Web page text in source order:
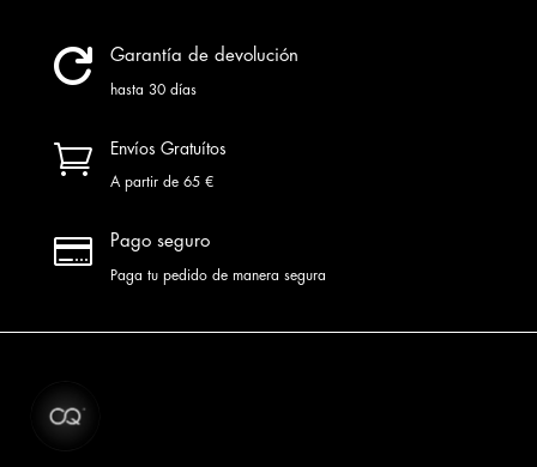
 Garantía de devolución
hasta 30 días
 Envíos Gratuítos
A partir de 65 €
 Pago seguro
Paga tu pedido de manera segura